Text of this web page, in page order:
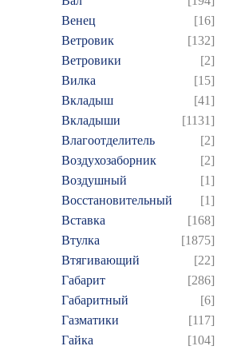
Венец
[16]
Ветровик
[132]
Ветровики
[2]
Вилка
[15]
Вкладыш
[41]
Вкладыши
[1131]
Влагоотделитель
[2]
Воздухозаборник
[2]
Воздушный
[1]
Восстановительный
[1]
Вставка
[168]
Втулка
[1875]
Втягивающий
[22]
Габарит
[286]
Габаритный
[6]
Газматики
[117]
Гайка
[104]